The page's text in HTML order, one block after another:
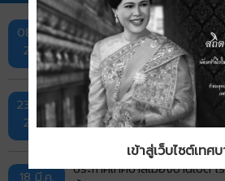
08 มิ.ย.
2569
ประกาศเทศบาลเมืองบ้านเป็ด
ชี้แจงงบประมาณรายจ่าย ประ
23 เม.ย.
2569
ประกาศเทศบาลเมืองบ้านเป็ด
ชี้แจงงบประมาณรายจ่าย ปร
18 มี.ค.
ประกาศเทศบาลเมืองบ้านเป็ด
เข้าสู่เว็บไซต์เทศ